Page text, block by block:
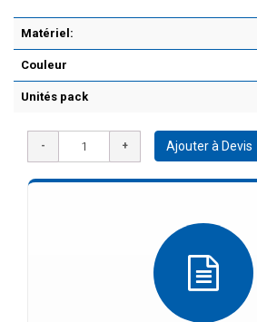
Matériel:
Couleur
Unités pack
Ajouter à Devis